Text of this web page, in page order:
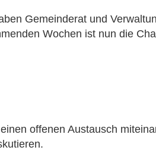
Gemeinderat und
Wochen ist nun die
offenen Austausch